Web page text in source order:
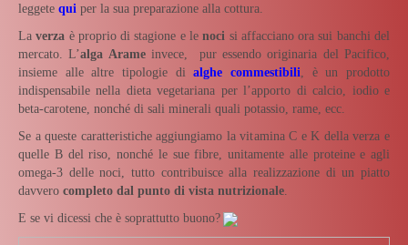
leggete qui per la sua preparazione alla cottura.
Laverza è proprio di stagione e lenoci si affacciano ora sui banchi del
mercato. L’alga Arameinvece, pur essendo originaria del Pacifico,
insieme alle altre tipologie dialghe commestibili , è un prodotto
indispensabile nella dieta vegetariana per l’apporto di calcio, iodio e
beta-carotene, nonché di sali minerali quali potassio, rame, ecc.
Se a queste caratteristiche aggiungiamo la vitamina C e K della verza e
quelle B del riso, nonché le sue fibre, unitamente alle proteine e agli
omega-3 delle noci, tutto contribuisce alla realizzazione di un piatto
davvero completo dal punto di vista nutrizionale
E se vi dicessi che è soprattutto buono?